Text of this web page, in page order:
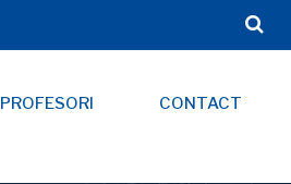
PROFESORI CONTACT